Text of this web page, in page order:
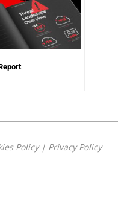
Policy| Privacy Policy